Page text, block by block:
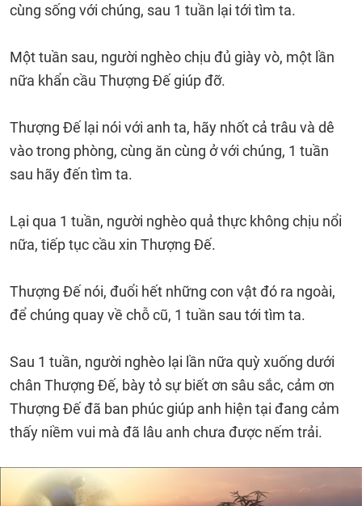
cùng sống với chúng, sau 1 tuần lại tới tìm ta.
Một tuần sau, người nghèo chịu đủ giày vò, một lần
nữa khẩn cầu Thượng Đế giúp đỡ.
Thượng Đế lại nói với anh ta, hãy nhốt cả trâu và dê
vào trong phòng, cùng ăn cùng ở với chúng, 1 tuần
sau hãy đến tìm ta.
Lại qua 1 tuần, người nghèo quả thực không chịu nổi
nữa, tiếp tục cầu xin Thượng Đế.
Thượng Đế nói, đuổi hết những con vật đó ra ngoài,
để chúng quay về chỗ cũ, 1 tuần sau tới tìm ta.
Sau 1 tuần, người nghèo lại lần nữa quỳ xuống dưới
chân Thượng Đế, bày tỏ sự biết ơn sâu sắc, cảm ơn
Thượng Đế đã ban phúc giúp anh hiện tại đang cảm
thấy niềm vui mà đã lâu anh chưa được nếm trải.